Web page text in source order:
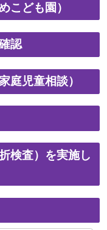
こども園）
認
庭児童相談）
検査）を実施し